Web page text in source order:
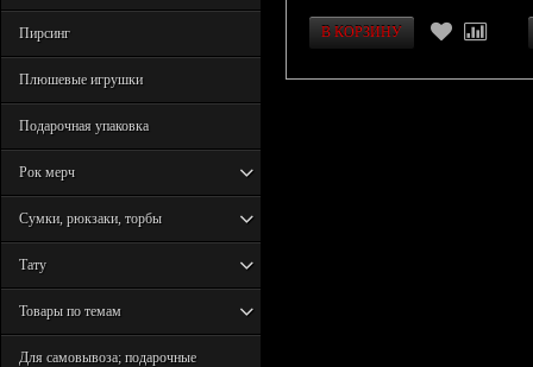
Пирсинг
Плюшевые игрушки
Подарочная упаковка
Рок мерч
Сумки, рюкзаки, торбы
Тату
Товары по темам
Для самовывоза; подарочные